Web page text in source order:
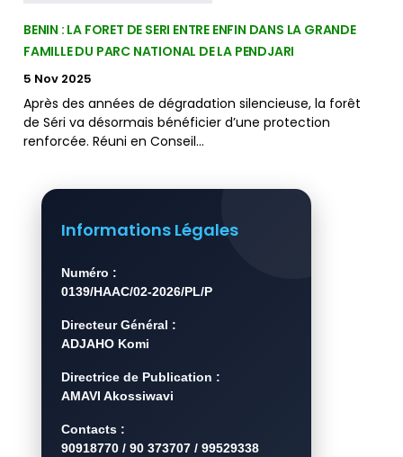
BENIN : LA FORET DE SERI ENTRE ENFIN DANS LA GRANDE
FAMILLE DU PARC NATIONAL DE LA PENDJARI
5 Nov 2025
Après des années de dégradation silencieuse, la forêt
de Séri va désormais bénéficier d’une protection
renforcée. Réuni en Conseil…
Informations Légales
Numéro :
0139/HAAC/02-2026/PL/P
Directeur Général :
ADJAHO Komi
Directrice de Publication :
AMAVI Akossiwavi
Contacts :
90918770 / 90 373707 / 99529338